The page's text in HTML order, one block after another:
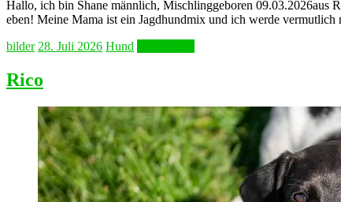
Hallo, ich bin Shane männlich, Mischlinggeboren 09.03.2026aus
eben! Meine Mama ist ein Jagdhundmix und ich werde vermutlich
bilder 28. Juli 2026 Hund
Rico